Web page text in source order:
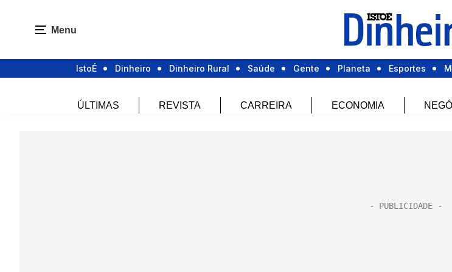
Menu
IstoÉ Dinheiro Dinheiro Rural Saúde Gente Planeta Esportes
ÚLTIMAS REVISTA CARREIRA ECONOMIA